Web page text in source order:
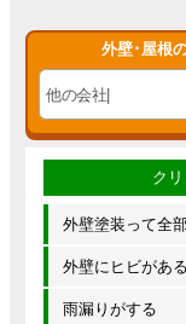
外壁･屋根
外壁塗装って全
外壁にヒビがあ
雨漏りがする